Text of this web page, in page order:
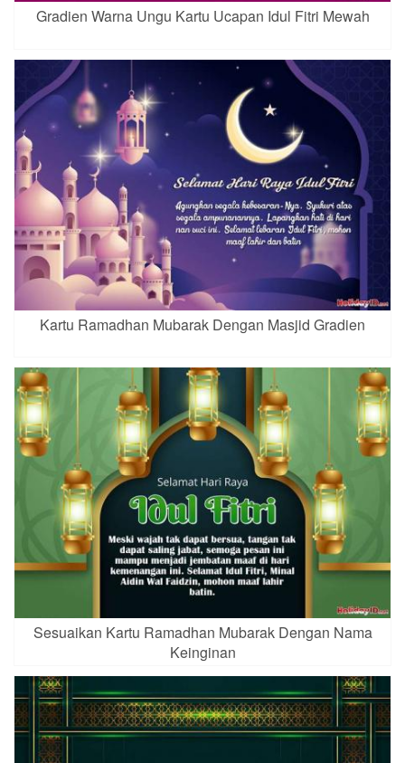
Gradien Warna Ungu Kartu Ucapan Idul Fitri Mewah
Kartu Ramadhan Mubarak Dengan Masjid Gradien
Sesuaikan Kartu Ramadhan Mubarak Dengan Nama
Keinginan